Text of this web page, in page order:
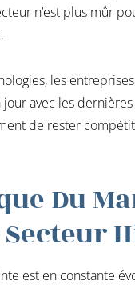
n’est plus mûr
les
avec les
de rester
Du
est en constante